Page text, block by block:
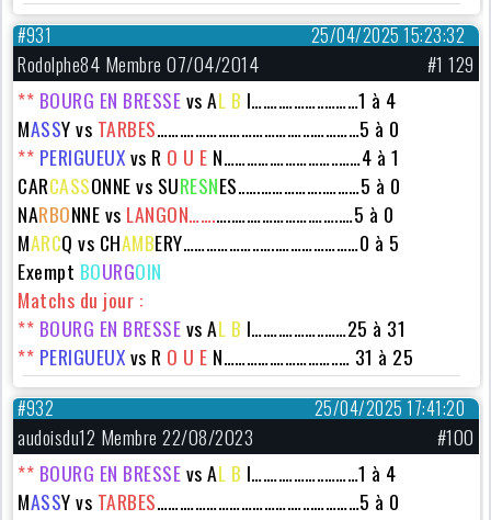
25/04/2025 15:23:32
#931
Rodolphe84 Membre 07/04/2014
#1 129
** BOURG EN BRESSEvs AL B I….….………..………1 à 4
MASSY vs TARBES…….……………………….…...…………5 à 0
** PERIGUEUXvs R O U E N………….……………..……4 à 1
CARCASSONNEvs SURESNES..….……………..………5 à 0
NARBONNE vs LANGON…….…..….…………….……..…5 à 0
MARCQ vs CHAMBERY………………..…..…………………0 à 5
Exempt BOURGOIN
Matchs du jour :
** BOURG EN BRESSEvs AL B I….….………..……25 à 31
** PERIGUEUXvs R O U E N………….……………..… 31 à 25
25/04/2025 17:41:20
#932
audoisdu12 Membre 22/08/2023
#100
** BOURG EN BRESSEvs AL B I….….………..………1 à 4
MASSY vs TARBES…….……………………….…...…………5 à 0